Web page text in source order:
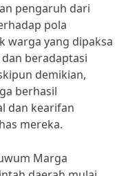
pengaruh dari
pola
warga yang dipaksa
beradaptasi
demikian,
berhasil
dan kearifan
mereka.
Marga